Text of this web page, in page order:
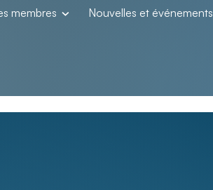
membres Nouvelles et événements